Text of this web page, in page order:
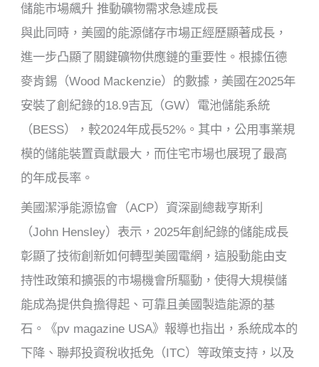
儲能市場飆升 推動礦物需求急遽成長
與此同時，美國的能源儲存市場正經歷顯著成長，
進一步凸顯了關鍵礦物供應鏈的重要性。根據伍德
麥肯錫（Wood Mackenzie）的數據，美國在2025年
安裝了創紀錄的18.9吉瓦（GW）電池儲能系統
（BESS），較2024年成長52%。其中，公用事業規
模的儲能裝置貢獻最大，而住宅市場也展現了最高
的年成長率。
美國潔淨能源協會（ACP）資深副總裁亨斯利
（John Hensley）表示，2025年創紀錄的儲能成長
彰顯了技術創新如何轉型美國電網，這股動能由支
持性政策和擴張的市場機會所驅動，使得大規模儲
能成為提供負擔得起、可靠且美國製造能源的基
石。《pv magazine USA》報導也指出，系統成本的
下降、聯邦投資稅收抵免（ITC）等政策支持，以及